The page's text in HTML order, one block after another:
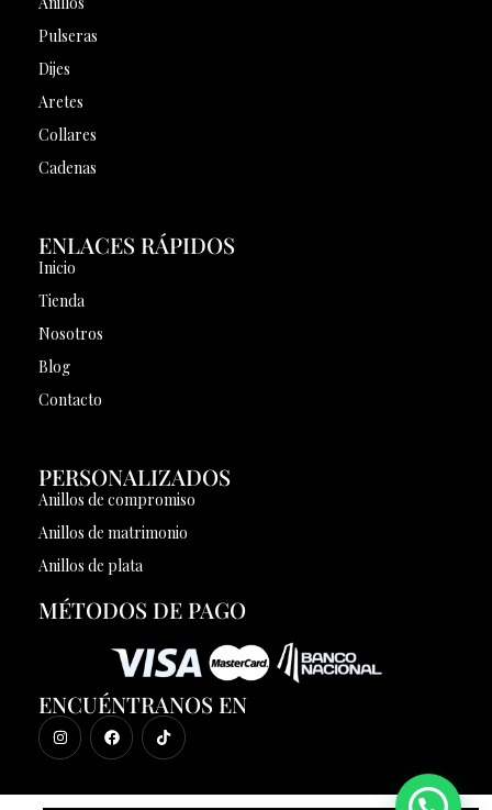
Pulseras
Dijes
Aretes
Collares
Cadenas
ENLACES RÁPIDOS
Inicio
Tienda
Nosotros
Blog
Contacto
PERSONALIZADOS
Anillos de compromiso
Anillos de matrimonio
Anillos de plata
MÉTODOS DE PAGO
ENCUÉNTRANOS EN